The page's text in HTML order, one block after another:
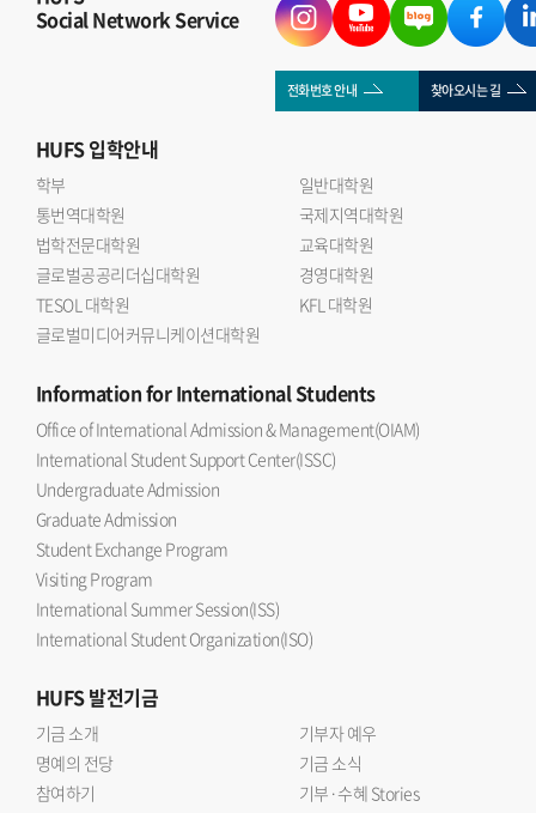
Social Network Service
전화번호 안내 찾아오시는 길
HUFS입학안내
학부
일반대학원
통번역대학원
국제지역대학원
법학전문대학원
교육대학원
글로벌공공리더십대학원
경영대학원
TESOL 대학원
KFL 대학원
글로벌미디어커뮤니케이션대학원
Informationfor International Students
Office of International Admission & Management(OIAM)
International Student Support Center(ISSC)
Undergraduate Admission
Graduate Admission
Student Exchange Program
Visiting Program
International Summer Session(ISS)
International Student Organization(ISO)
HUFS발전기금
기금 소개
기부자 예우
명예의 전당
기금 소식
참여하기
기부·수혜 Stories